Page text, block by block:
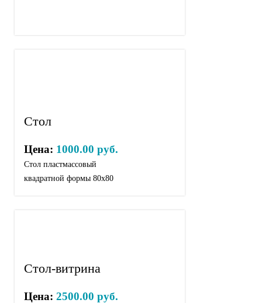
Стол
Цена: 1000.00 руб.
Стол пластмассовый
квадратной формы 80х80
Стол-витрина
Цена:2500.00 руб.